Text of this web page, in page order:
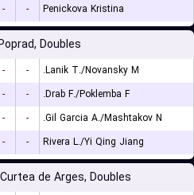
- - Penickova Kristina
Doubles
- -
Lanik T./Novansky M.
- -
Drab F./Poklemba F.
- -
Gil Garcia A./Mashtakov N.
- - Rivera L./Yi Qing Jiang
de Arges, Doubles